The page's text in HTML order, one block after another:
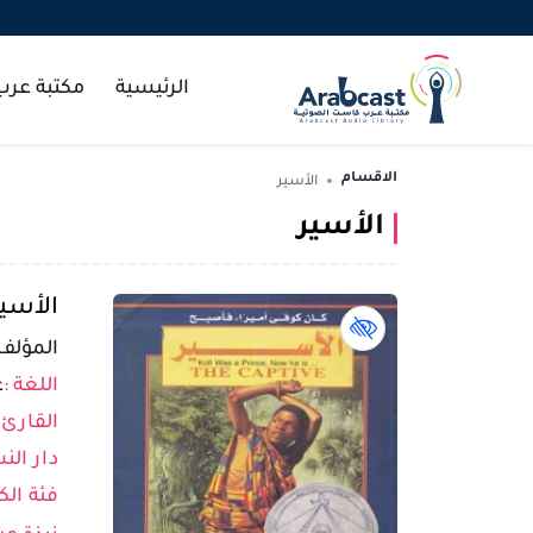
الرئيسية مكتبة
الاقسام الأسير
الأسير
كتاب لذوي الهمم book
اللغة :
دار
فئة